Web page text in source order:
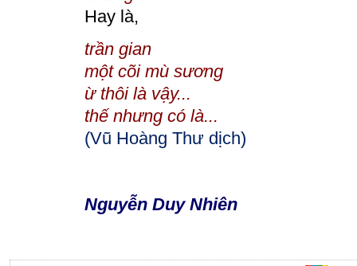
Hay là,
trần gian
mộtcõi mù sương
ừthôi là vậy...
thếnhưng có là...
(Vũ Hoàng Thư dịch)
Nguyễn Duy Nhiên